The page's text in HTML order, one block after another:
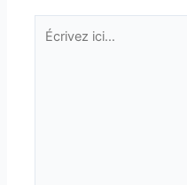
Écrivez
ici…